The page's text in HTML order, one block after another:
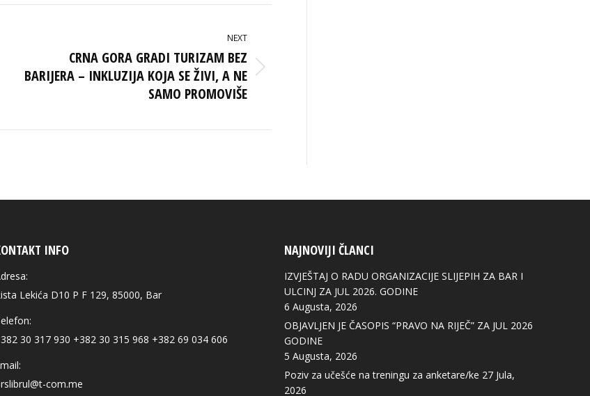
NEXT
Next
CRNA GORA GRADI TURIZAM BEZ
BARIJERA – INKLUZIJA KOJA SE ŽIVI, A NE
SAMO PROMOVIŠE
INFO
Lekića D10 P F 129, 85000, Bar
30 317 930 +382 30 315 968 +382 69 034 606
com.me
NAJNOVIJI ČLANCI
IZVJEŠTAJ O RADU ORGANIZACIJE SLIJEPIH ZA BAR I
ULCINJ ZA JUL 2026. GODINE
6 Augusta, 2026
OBJAVLJEN JE ČASOPIS “PRAVO NA RIJEČ” ZA JUL 2026
GODINE
5 Augusta, 2026
Poziv za učešće na treningu za anketare/ke 27 Jula,
2026